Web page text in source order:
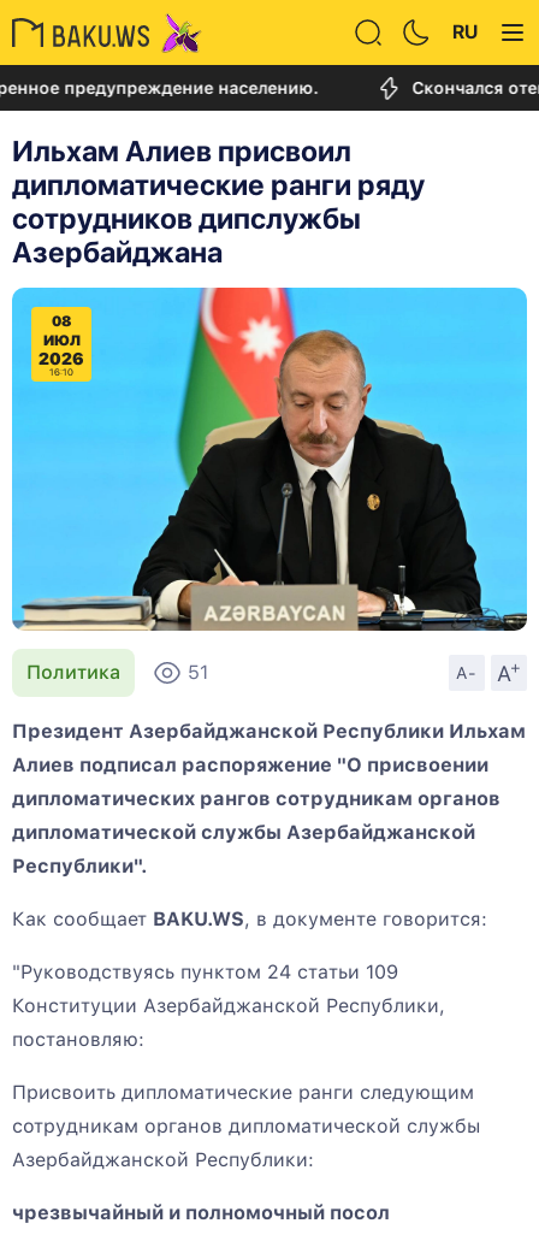
RU
населению. Скончался отец
Ильхам Алиев присвоил
дипломатические ранги ряду
сотрудников дипслужбы
Азербайджана
08
ИЮЛ
2026
16:10
Политика 51 A- A
+
Президент Азербайджанской Республики Ильхам
Алиев подписал распоряжение "О присвоении
дипломатических рангов сотрудникам органов
дипломатической службы Азербайджанской
Республики".
Как сообщает BAKU.WS, в документе говорится:
"Руководствуясь пунктом 24 статьи 109
Конституции Азербайджанской Республики,
постановляю:
Присвоить дипломатические ранги следующим
сотрудникам органов дипломатической службы
Азербайджанской Республики:
чрезвычайный и полномочный посол